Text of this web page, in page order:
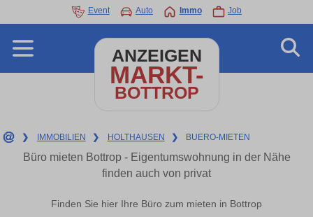
Event Auto Immo Job
ANZEIGEN
MARKT-
BOTTROP
❯ IMMOBILIEN ❯ HOLTHAUSEN ❯ BUERO-MIETEN
Büro mieten Bottrop - Eigentumswohnung in der Nähe
finden auch von privat
Finden Sie hier Ihre Büro zum mieten in Bottrop